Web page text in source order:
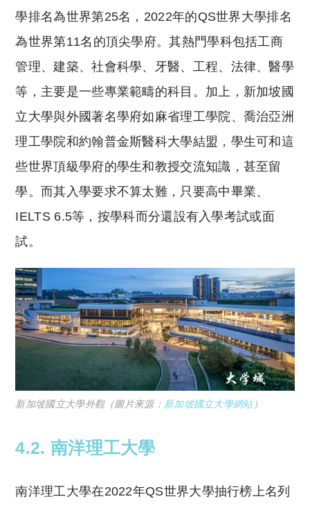
學排名為世界第25名，2022年的QS世界大學排名
為世界第11名的頂尖學府。其熱門學科包括工商
管理、建築、社會科學、牙醫、工程、法律、醫學
等，主要是一些專業範疇的科目。加上，新加坡國
立大學與外國著名學府如麻省理工學院、喬治亞洲
理工學院和約翰普金斯醫科大學結盟，學生可和這
些世界頂級學府的學生和教授交流知識，甚至留
學。而其入學要求不算太難，只要高中畢業、
IELTS 6.5等，按學科而分還設有入學考試或面
試。
新加坡國立大學外觀（圖片來源： 新加坡國立大學網站）
4.2. 南洋理工大學
南洋理工大學在2022年QS世界大學抽行榜上名列